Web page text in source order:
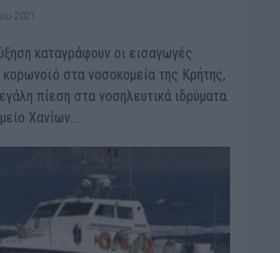
2021
καταγράφουν οι εισαγωγές
στα νοσοκομεία της Κρήτης,
πίεση στα νοσηλευτικά ιδρύματα.
Χανίων...